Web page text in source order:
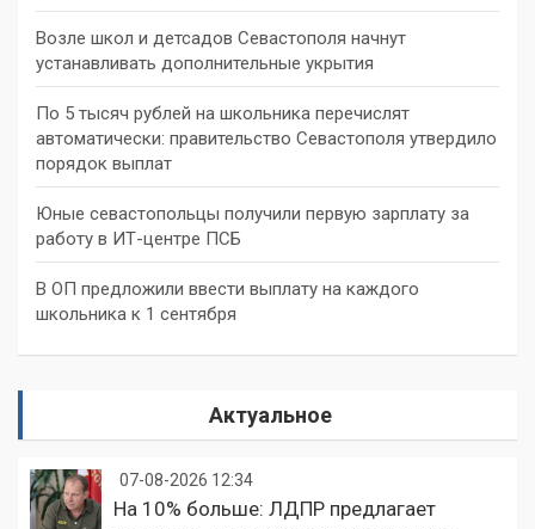
Возле школ и детсадов Севастополя начнут
устанавливать дополнительные укрытия
По 5 тысяч рублей на школьника перечислят
автоматически: правительство Севастополя утвердило
порядок выплат
Юные севастопольцы получили первую зарплату за
работу в ИТ-центре ПСБ
В ОП предложили ввести выплату на каждого
школьника к 1 сентября
Актуальное
07-08-2026 12:34
На 10% больше: ЛДПР предлагает